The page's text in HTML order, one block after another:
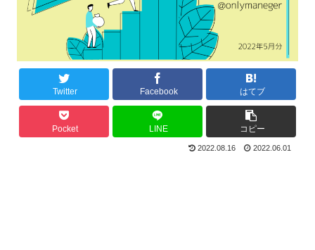
Twitter Facebook はてブ
Pocket LINE コピー
2022.08.16 2022.06.01